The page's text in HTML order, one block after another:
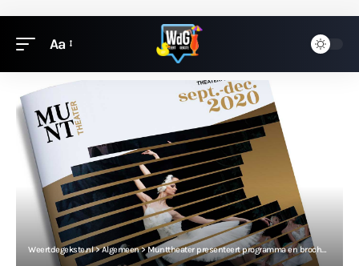
Aa
Weertdegekste.nl>Algemeen>Munttheater presenteert programma en brochure najaar 2020